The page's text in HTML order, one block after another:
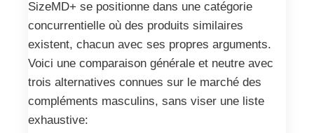
SizeMD+ se positionne dans une catégorie
concurrentielle où des produits similaires
existent, chacun avec ses propres arguments.
Voici une comparaison générale et neutre avec
trois alternatives connues sur le marché des
compléments masculins, sans viser une liste
exhaustive: